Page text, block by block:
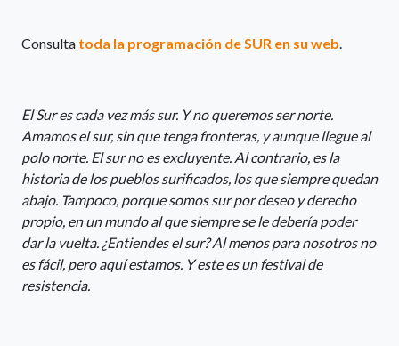
Consulta toda la programación de SUR en su web.
El Sur es cada vez más sur. Y no queremos ser norte.
Amamos el sur, sin que tenga fronteras, y aunque llegue al
polo norte. El sur no es excluyente. Al contrario, es la
historia de los pueblos surificados, los que siempre quedan
abajo. Tampoco, porque somos sur por deseo y derecho
propio, en un mundo al que siempre se le debería poder
dar la vuelta. ¿Entiendes el sur? Al menos para nosotros no
es fácil, pero aquí estamos. Y este es un festival de
resistencia.